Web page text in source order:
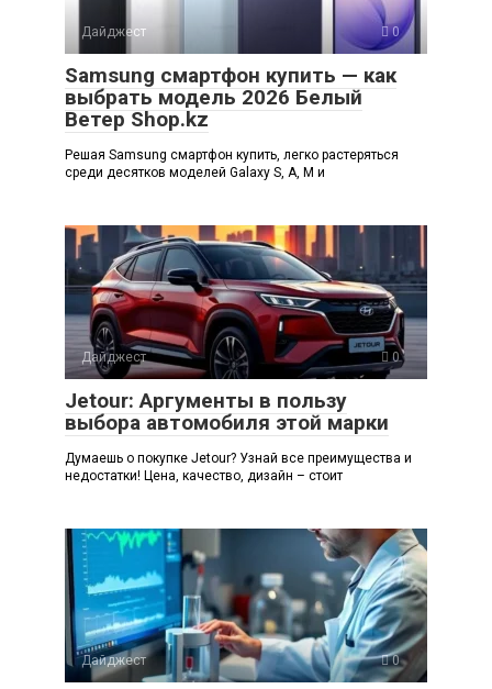
Дайджест 0
Samsung смартфон купить — как
выбрать модель 2026 Белый
Ветер Shop.kz
Решая Samsung смартфон купить, легко растеряться
среди десятков моделей Galaxy S, A, M и
Дайджест 0
Jetour: Аргументы в пользу
выбора автомобиля этой марки
Думаешь о покупке Jetour? Узнай все преимущества и
недостатки! Цена, качество, дизайн – стоит
Дайджест 0